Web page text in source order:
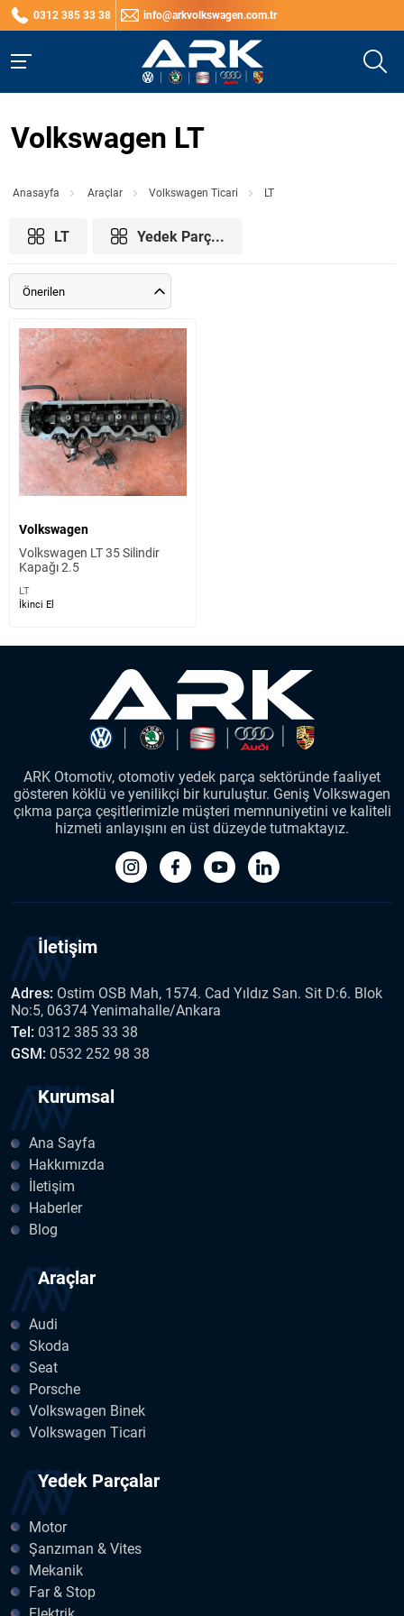
0312 385 33 38 info@arkvolkswagen.com.tr
Volkswagen LT
Anasayfa Araçlar Volkswagen Ticari LT
LT Yedek Parç...
Önerilen
Volkswagen
Volkswagen LT 35 Silindir
Kapağı 2.5
LT
İkinci El
ARK Otomotiv, otomotiv yedek parça sektöründe faaliyet
gösteren köklü ve yenilikçi bir kuruluştur. Geniş Volkswagen
çıkma parça çeşitlerimizle müşteri memnuniyetini ve kaliteli
hizmeti anlayışını en üst düzeyde tutmaktayız.
İletişim
Adres: Ostim OSB Mah, 1574. Cad Yıldız San. Sit D:6. Blok
No:5, 06374 Yenimahalle/Ankara
Tel: 0312 385 33 38
GSM: 0532 252 98 38
Kurumsal
Ana Sayfa
Hakkımızda
İletişim
Haberler
Blog
Araçlar
Audi
Skoda
Seat
Porsche
Volkswagen Binek
Volkswagen Ticari
Yedek Parçalar
Motor
Şanzıman & Vites
Mekanik
Far & Stop